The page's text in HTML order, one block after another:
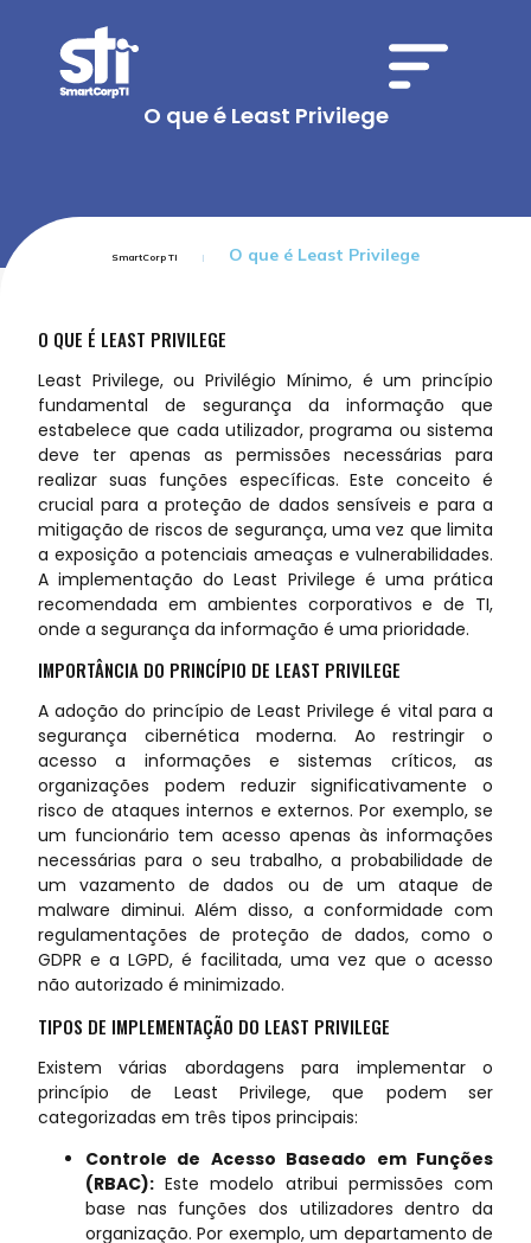
O que é Least Privilege
SmartCorp TI O que é Least Privilege
O QUE É LEAST PRIVILEGE
Least Privilege, ou Privilégio Mínimo, é um princípio
fundamental de segurança da informação que
estabelece que cada utilizador, programa ou sistema
deve ter apenas as permissões necessárias para
realizar suas funções específicas. Este conceito é
crucial para a proteção de dados sensíveis e para a
mitigação de riscos de segurança, uma vez que limita
a exposição a potenciais ameaças e vulnerabilidades.
A implementação do Least Privilege é uma prática
recomendada em ambientes corporativos e de TI,
onde a segurança da informação é uma prioridade.
IMPORTÂNCIA DO PRINCÍPIO DE LEAST PRIVILEGE
A adoção do princípio de Least Privilege é vital para a
segurança cibernética moderna. Ao restringir o
acesso a informações e sistemas críticos, as
organizações podem reduzir significativamente o
risco de ataques internos e externos. Por exemplo, se
um funcionário tem acesso apenas às informações
necessárias para o seu trabalho, a probabilidade de
um vazamento de dados ou de um ataque de
malware diminui. Além disso, a conformidade com
regulamentações de proteção de dados, como o
GDPR e a LGPD, é facilitada, uma vez que o acesso
não autorizado é minimizado.
TIPOS DE IMPLEMENTAÇÃO DO LEAST PRIVILEGE
Existem várias abordagens para implementar o
princípio de Least Privilege, que podem ser
categorizadas em três tipos principais:
Controle de Acesso Baseado em Funções
(RBAC): Este modelo atribui permissões com
base nas funções dos utilizadores dentro da
organização. Por exemplo, um departamento de